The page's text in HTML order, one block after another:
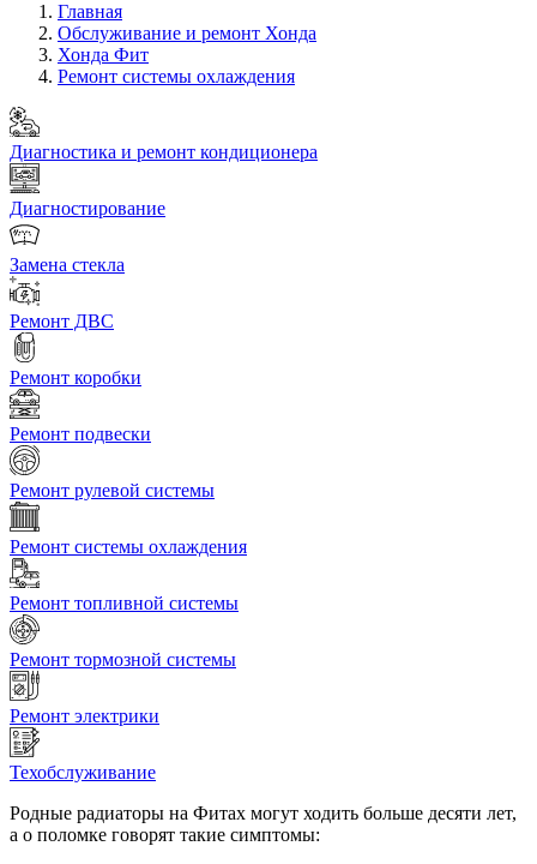
Главная
Обслуживание и ремонт Хонда
Хонда Фит
Ремонт системы охлаждения
Диагностика и ремонт кондиционера
Диагностирование
Замена стекла
Ремонт ДВС
Ремонт коробки
Ремонт подвески
Ремонт рулевой системы
Ремонт системы охлаждения
Ремонт топливной системы
Ремонт тормозной системы
Ремонт электрики
Техобслуживание
Родные радиаторы на Фитах могут ходить больше десяти лет,
а о поломке говорят такие симптомы: